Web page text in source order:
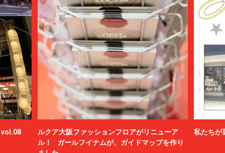
vol.08
ルクア大阪ファッションフロアがリニューア
ル！ ガールフイナムが、ガイドマップを作り
私たちが